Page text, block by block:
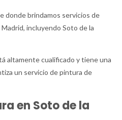
donde brindamos servicios de
incluyendo Soto de la
altamente cualificado y tiene una
un servicio de pintura de
en Soto de la